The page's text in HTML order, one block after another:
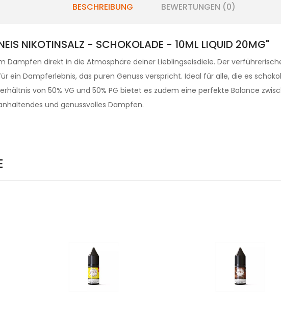
BESCHREIBUNG BEWERTUNGEN (0)
NIKOTINSALZ - SCHOKOLADE - 10ML LIQUID 20MG"
Dampfen direkt in die Atmosphäre deiner Lieblingseisdiele. Der
ein Dampferlebnis, das puren Genuss verspricht. Ideal für alle, die es
von 50% VG und 50% PG bietet es zudem eine perfekte Balance
und genussvolles Dampfen.